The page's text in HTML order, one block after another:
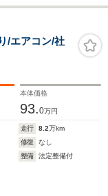
/エアコン/社
本体価格
93.0万円
走行 8.2万km
修復
なし
整備
法定整備付